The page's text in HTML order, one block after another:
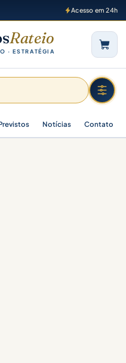
Acesso em 24h
Rateio
· ESTRATÉGIA
Notícias Contato